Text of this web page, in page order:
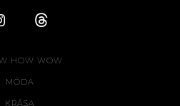
HOW WOW
MÓDA
KRÁSA